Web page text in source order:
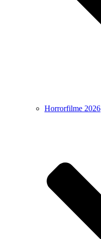
Horrorfilme 2026